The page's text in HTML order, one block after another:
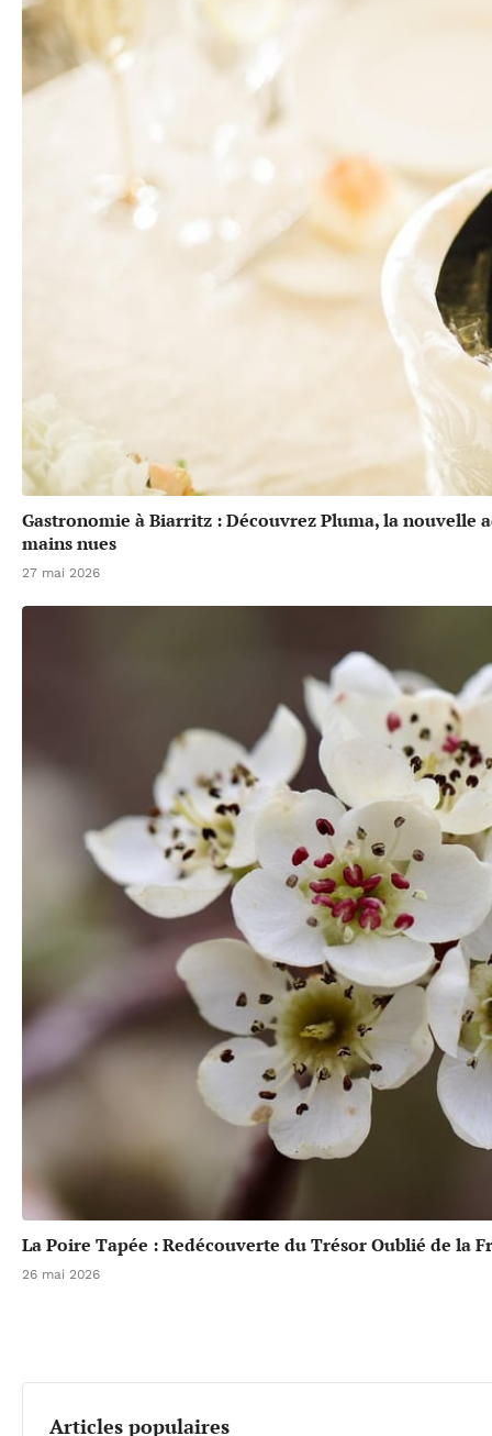
Gastronomie à Biarritz : Découvrez Pluma, la nouvelle
mains nues
27 mai 2026
La Poire Tapée : Redécouverte du Trésor Oublié de la
26 mai 2026
Articles populaires